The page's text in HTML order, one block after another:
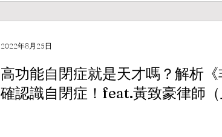
高功能自閉症就是天才嗎？解析
確認識自閉症！feat.黃致豪律師（
2022年8月25日